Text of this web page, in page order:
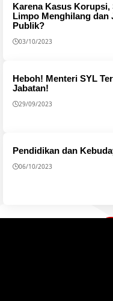
Karena Kasus Korupsi,
Limpo Menghilang dan
Publik?
03/10/2023
Heboh! Menteri SYL
Jabatan!
29/09/2023
Pendidikan dan
06/10/2023